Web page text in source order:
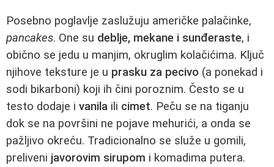
Posebno poglavlje zaslužuju američke palačinke,
pancakes. One su deblje, mekane i sunđeraste, i
obično se jedu u manjim, okruglim kolačićima. Ključ
njihove teksture je u prasku za pecivo (a ponekad i
sodi bikarboni) koji ih čini poroznim. Često se u
testo dodaje i vanila ili cimet. Peču se na tiganju
dok se na površini ne pojave mehurići, a onda se
pažljivo okreću. Tradicionalno se služe u gomili,
preliveni javorovim sirupom i komadima putera.